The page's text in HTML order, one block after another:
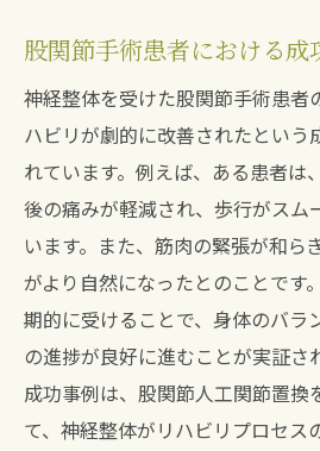
股関節手術患者における成
神経整体を受けた股関節手術患者
ハビリが劇的に改善されたという
れています。例えば、ある患者は
後の痛みが軽減され、歩行がスム
います。また、筋肉の緊張が和ら
がより自然になったとのことです
期的に受けることで、身体のバラ
の進捗が良好に進むことが実証さ
成功事例は、股関節人工関節置換
て、神経整体がリハビリプロセス